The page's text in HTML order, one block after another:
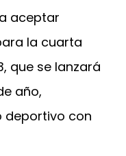
aceptar
la cuarta
que se lanzará
año,
deportivo con